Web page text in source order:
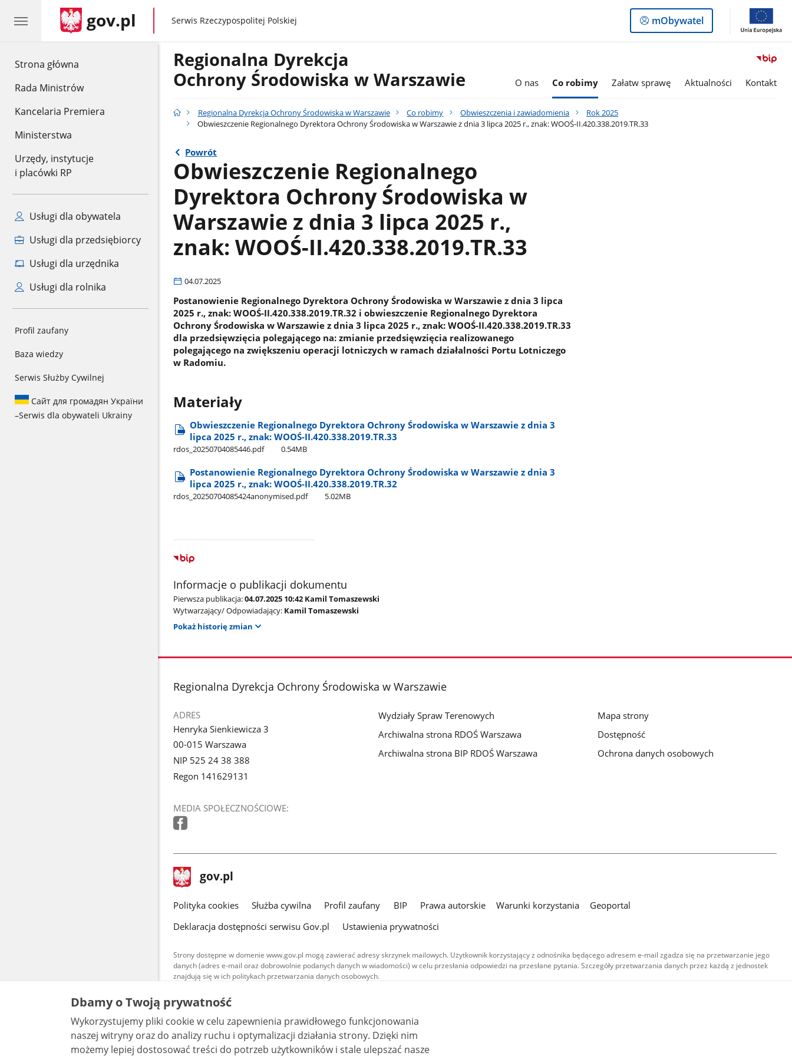
Strona główna
Rada Ministrów
Kancelaria Premiera
Ministerstwa
Urzędy, instytucje
i placówki RP
Usługi dla obywatela
Usługi dla przedsiębiorcy
Usługi dla urzędnika
Usługi dla rolnika
Profil zaufany
Baza wiedzy
Serwis Służby Cywilnej
Сайт для громадян України
–Serwis dla obywateli Ukrainy
gov.pl gov.pl
Serwis Rzeczypospolitej Polskiej
Logowanie
do
mObywatel
Regionalna Dyrekcja
Ochrony Środowiska w Warszawie
O nas Co robimy Załatw sprawę Aktualności Kontakt
Regionalna Dyrekcja Ochrony Środowiska w Warszawie Co robimy Obwieszczenia i zawiadomienia
Rok 2025
Obwieszczenie Regionalnego Dyrektora Ochrony Środowiska w Warszawie z dnia 3 lipca 2025 r., znak: WOOŚ-II.420.338.2019.TR.33
Powrót
Obwieszczenie Regionalnego
Dyrektora Ochrony Środowiska w
Warszawie z dnia 3 lipca 2025 r.,
znak: WOOŚ-II.420.338.2019.TR.33
04.07.2025
Postanowienie Regionalnego Dyrektora Ochrony Środowiska w Warszawie z dnia 3 lipca
2025 r., znak: WOOŚ-II.420.338.2019.TR.32 i obwieszczenie Regionalnego Dyrektora
Ochrony Środowiska w Warszawie z dnia 3 lipca 2025 r., znak: WOOŚ-II.420.338.2019.TR.33
dla przedsięwzięcia polegającego na: zmianie przedsięwzięcia realizowanego
polegającego na zwiększeniu operacji lotniczych w ramach działalności Portu Lotniczego
w Radomiu.
Materiały
Obwieszczenie Regionalnego Dyrektora Ochrony Środowiska w Warszawie z dnia 3
lipca 2025 r., znak: WOOŚ-II.420.338.2019.TR.33
rdos​_20250704085446.pdf 0.54MB
Postanowienie Regionalnego Dyrektora Ochrony Środowiska w Warszawie z dnia 3
lipca 2025 r., znak: WOOŚ-II.420.338.2019.TR.32
rdos​_20250704085424anonymised.pdf 5.02MB
Informacje o publikacji dokumentu
Pierwsza publikacja:04.07.2025 10:42 Kamil Tomaszewski
Wytwarzający/ Odpowiadający: Kamil Tomaszewski
Pokaż historię zmian
stopka
Regionalna Dyrekcja Ochrony Środowiska w Warszawie
ADRES
Henryka Sienkiewicza 3
00-015 Warszawa
NIP 525 24 38 388
Regon 141629131
MEDIA SPOŁECZNOŚCIOWE:
Wydziały Spraw Terenowych
Archiwalna strona RDOŚ Warszawa
Archiwalna strona BIP RDOŚ Warszawa
Mapa strony
Dostępność
Ochrona danych osobowych
stopka
gov.pl Strona
gov.pl
gov.pl
Polityka cookies Służba cywilna Profil zaufany BIP Prawa autorskie Warunki korzystania
Geoportal
Deklaracja dostępności serwisu Gov.pl
Ustawienia prywatności
Strony dostępne w domenie www.gov.pl mogą zawierać adresy skrzynek mailowych. Użytkownik korzystający z odnośnika będącego adresem e-mail zgadza się na przetwarzanie jego
danych (adres e-mail oraz dobrowolnie podanych danych w wiadomości) w celu przesłania odpowiedzi na przesłane pytania. Szczegóły przetwarzania danych przez każdą z jednostek
znajdują się w ich politykach przetwarzania danych osobowych.
Treści tekstowe publikowane w serwisie (z wyłączeniem treści audiowizualnych), są
udostępniane na licencji typu Creative Commons: uznanie autorstwa - na tych samych
warunkach 4.0 (CC BY-SA 4.0). Materiały audiowizualne, w tym zdjęcia, materiały audio i wideo,
są udostępniane na licencji typu Creative Commons: uznanie autorstwa użycie niekomercyjne -
bez utworów zależnych 4.0 (CC BY-NC-ND 4.0), o ile nie jest to stwierdzone inaczej.
Dbamy o Twoją prywatność
Wykorzystujemy pliki cookie w celu zapewnienia prawidłowego funkcjonowania
naszej witryny oraz do analizy ruchu i optymalizacji działania strony. Dzięki nim
możemy lepiej dostosować treści do potrzeb użytkowników i stale ulepszać nasze